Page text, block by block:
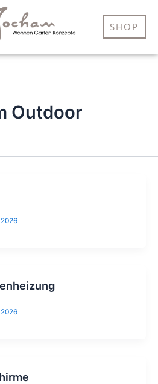
SHOP
Outdoor